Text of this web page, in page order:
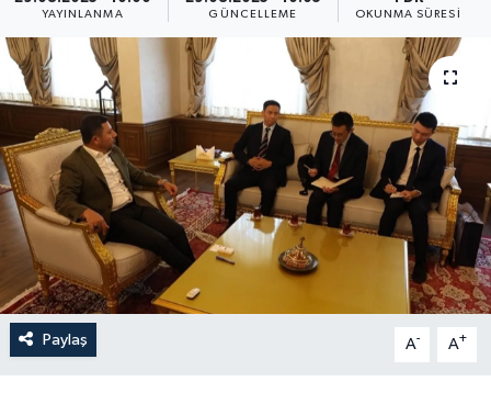
YAYINLANMA GÜNCELLEME OKUNMA SÜRESI
Paylaş A- A+
Resmi İlan
Sağlık
Siyaset
Spor
Yaşam